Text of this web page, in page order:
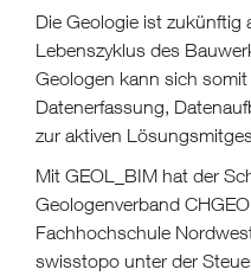
Die Geologie ist zukünftig
Lebenszyklus des
Geologen kann sich
Datenerfassung,
zur aktiven
Mit GEOL_BIM hat der
Geologenverband
Fachhochschule
swisstopo unter der